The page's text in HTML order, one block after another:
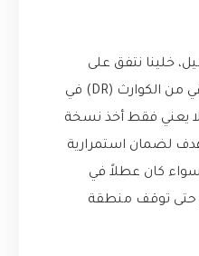
خلينا نتفق على
شوية مصطلحات. التعافي من الكوارث (DR) في
يعني فقط أخذ نسخة
لضمان استمرارية
كان عطلاً في
حتى توقف منطقة